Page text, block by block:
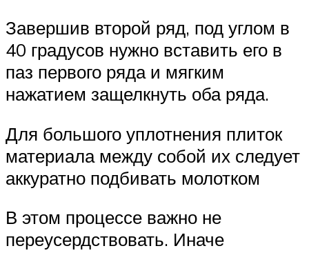
Завершив второй ряд, под углом в
40 градусов нужно вставить его в
паз первого ряда и мягким
нажатием защелкнуть оба ряда.
Для большого уплотнения плиток
материала между собой их следует
аккуратно подбивать молотком
В этом процессе важно не
переусердствовать. Иначе